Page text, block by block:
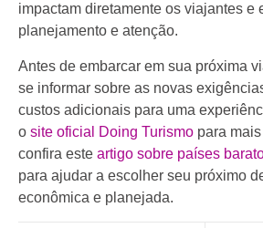
impactam diretamente os viajantes e
planejamento e atenção.
Antes de embarcar em sua próxima
se informar sobre as novas
custos adicionais para uma
o site oficial Doing Turismo para
confira este artigo sobre países
para ajudar a escolher seu próximo
econômica e planejada.